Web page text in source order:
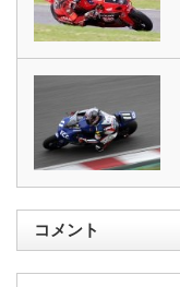
コメント